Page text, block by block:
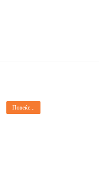
Повеќе...